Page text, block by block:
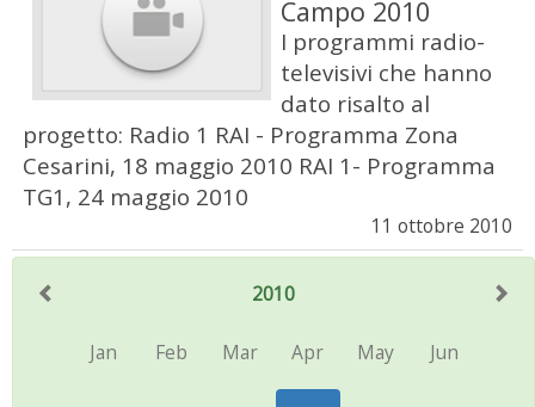
Campo 2010
I programmi radio-
televisivi che hanno
dato risalto al
progetto: Radio 1 RAI - Programma Zona
Cesarini, 18 maggio 2010 RAI 1- Programma
TG1, 24 maggio 2010
11 ottobre 2010
2010
Jan Feb Mar Apr May Jun